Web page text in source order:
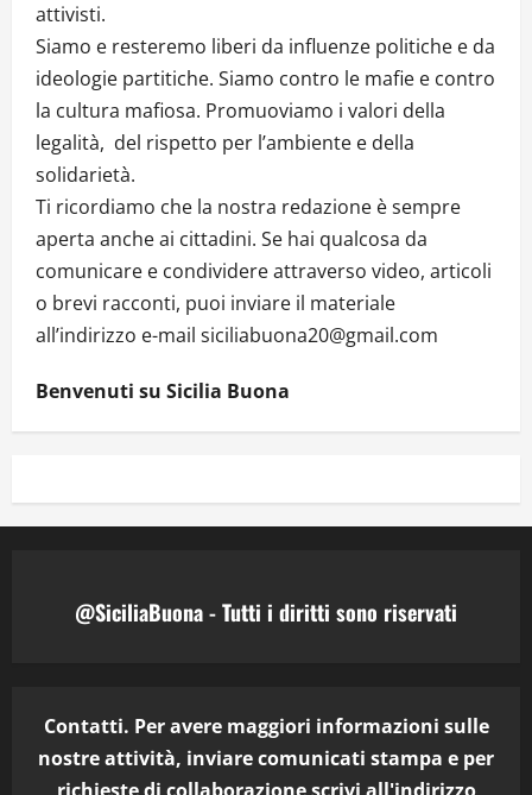
attivisti.
Siamo e resteremo liberi da influenze politiche e da
ideologie partitiche. Siamo contro le mafie e contro
la cultura mafiosa. Promuoviamo i valori della
legalità, del rispetto per l’ambiente e della
solidarietà.
Ti ricordiamo che la nostra redazione è sempre
aperta anche ai cittadini. Se hai qualcosa da
comunicare e condividere attraverso video, articoli
o brevi racconti, puoi inviare il materiale
all’indirizzo e-mail siciliabuona20@gmail.com
Benvenuti su Sicilia Buona
@SiciliaBuona - Tutti i diritti sono riservati
Contatti. Per avere maggiori informazioni sulle
nostre attività, inviare comunicati stampa e per